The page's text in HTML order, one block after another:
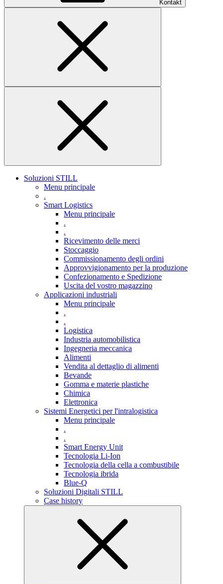
Kontakt
Soluzioni STILL
Menu principale
.
Smart Logistics
Menu principale
.
.
Ricevimento delle merci
Stoccaggio
Commissionamento degli ordini
Approvvigionamento per la produzione
Confezionamento e Spedizione
Uscita del vostro magazzino
Applicazioni industriali
Menu principale
.
.
Logistica
Industria automobilistica
Ingegneria meccanica
Alimenti
Vendita al dettaglio di alimenti
Bevande
Gomma e materie plastiche
Chimica
Elettronica
Sistemi Energetici per l'intralogistica
Menu principale
.
.
Smart Energy Unit
Tecnologia Li-Ion
Tecnologia della cella a combustibile
Tecnologia ibrida
Blue-Q
Soluzioni Digitali STILL
Case history